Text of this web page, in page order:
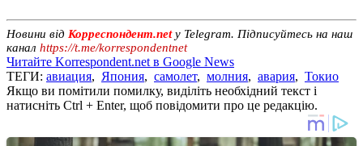
Новини від Корреспондент.netу Telegram. Підписуйтесь на наш
канал https://t.me/korrespondentnet
Читайте Korrespondent.net в Google News
ТЕГИ: авиация, Япония, самолет, молния, авария, Токио
Якщо ви помітили помилку, виділіть необхідний текст і
натисніть Ctrl + Enter, щоб повідомити про це редакцію.